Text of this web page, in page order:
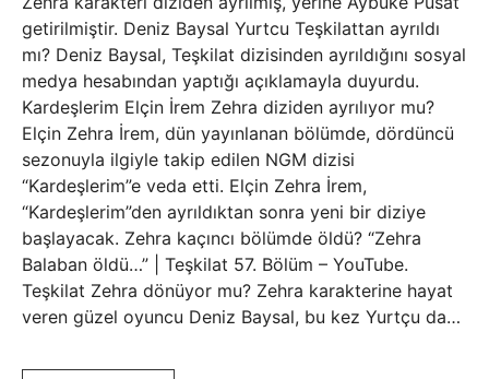
getirilmiştir. Deniz Baysal Yurtcu Teşkilattan ayrıldı
mı? Deniz Baysal, Teşkilat dizisinden ayrıldığını sosyal
medya hesabından yaptığı açıklamayla duyurdu.
Kardeşlerim Elçin İrem Zehra diziden ayrılıyor mu?
Elçin Zehra İrem, dün yayınlanan bölümde, dördüncü
sezonuyla ilgiyle takip edilen NGM dizisi
“Kardeşlerim”e veda etti. Elçin Zehra İrem,
“Kardeşlerim”den ayrıldıktan sonra yeni bir diziye
başlayacak. Zehra kaçıncı bölümde öldü? “Zehra
Balaban öldü…” | Teşkilat 57. Bölüm – YouTube.
Teşkilat Zehra dönüyor mu? Zehra karakterine hayat
veren güzel oyuncu Deniz Baysal, bu kez Yurtçu da…